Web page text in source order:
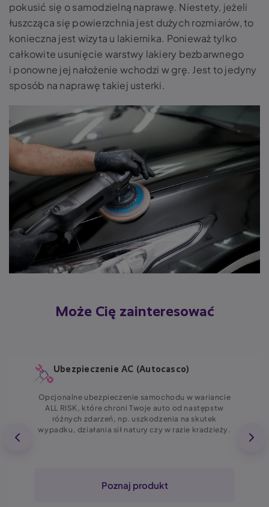
pokusić się o samodzielną naprawę. Niestety, jeżeli
łuszcząca się powierzchnia jest dużych rozmiarów, to
konieczna jest wizyta u lakiernika. Ponieważ tylko
całkowite usunięcie warstwy lakiery bezbarwnego
i ponowne jej nałożenie wchodzi w grę. Jest to jedyny
sposób na naprawę takiej usterki.
Może Cię zainteresować
Ubezpieczenie AC (Autocasco)
Opcjonalne ubezpieczenie samochodu w wariancie
ALL RISK, które chroni Twoje auto od następstw
różnych zdarzeń, np. uszkodzenia na skutek
wypadku, działania sił natury czy w razie kradzieży.
Poznaj produkt